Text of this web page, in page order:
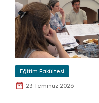
Eğitim Fakültesi
23 Temmuz 2026